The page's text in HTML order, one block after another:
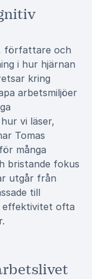
författare och
i hur hjärnan
kring
arbetsmiljöer
vi läser,
Tomas
många
bristande fokus
utgår från
till
effektivitet ofta